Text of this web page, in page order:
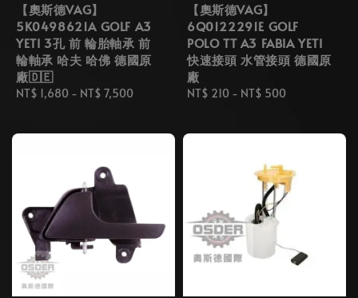
【奧斯德VAG】
5K0498621A GOLF A3
YETI 3孔 前 輪胎軸承 前
輪軸承 哈夫 哈佛 德國原
廠🇩🇪
Regular
NT$ 1,680 - NT$ 7,500
【奧斯德VAG】
6Q0122291E GOLF
POLO TT A3 FABIA YETI
快速接頭 水管接頭 德國原
廠
Regular
NT$ 210 - NT$ 500